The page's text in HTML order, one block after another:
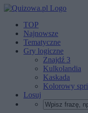
TOP
Najnowsze
Tematyczne
Gry logiczne
Znajdź 3
Kulkolandia
Kaskada
Kolorowy
Losuj